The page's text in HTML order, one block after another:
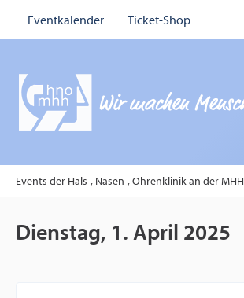
Eventkalender Ticket-Shop
Events der Hals-, Nasen-, Ohrenklinik an der MHH
Dienstag, 1. April 2025